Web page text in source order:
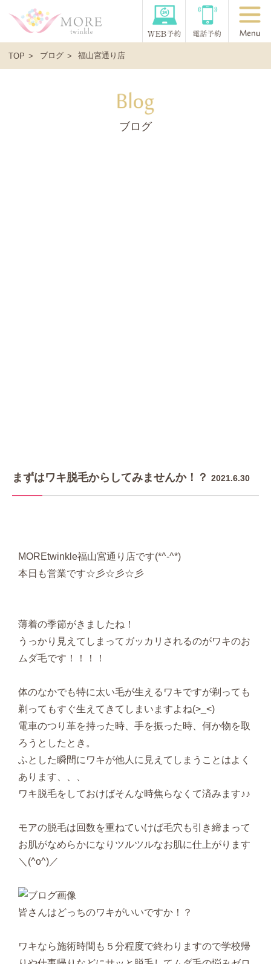
TOP ブログ 福山宮通り店
ブログ
まずはワキ脱毛からしてみませんか！？ 2021.6.30
MOREtwinkle福山宮通り店です(*^-^*)
本日も営業です☆彡☆彡☆彡
薄着の季節がきましたね！
うっかり見えてしまってガッカリされるのがワキのお
ムダ毛です！！！！
体のなかでも特に太い毛が生えるワキですが剃っても
剃ってもすぐ生えてきてしまいますよね(>_<)
電車のつり革を持った時、手を振った時、何か物を取
ろうとしたとき。
ふとした瞬間にワキが他人に見えてしまうことはよく
あります、、、
ワキ脱毛をしておけばそんな時焦らなくて済みます♪♪
モアの脱毛は回数を重ねていけば毛穴も引き締まって
お肌がなめらかになりツルツルなお肌に仕上がります
＼(^o^)／
皆さんはどっちのワキがいいですか！？
ワキなら施術時間も５分程度で終わりますので学校帰